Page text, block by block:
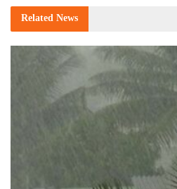
Related News